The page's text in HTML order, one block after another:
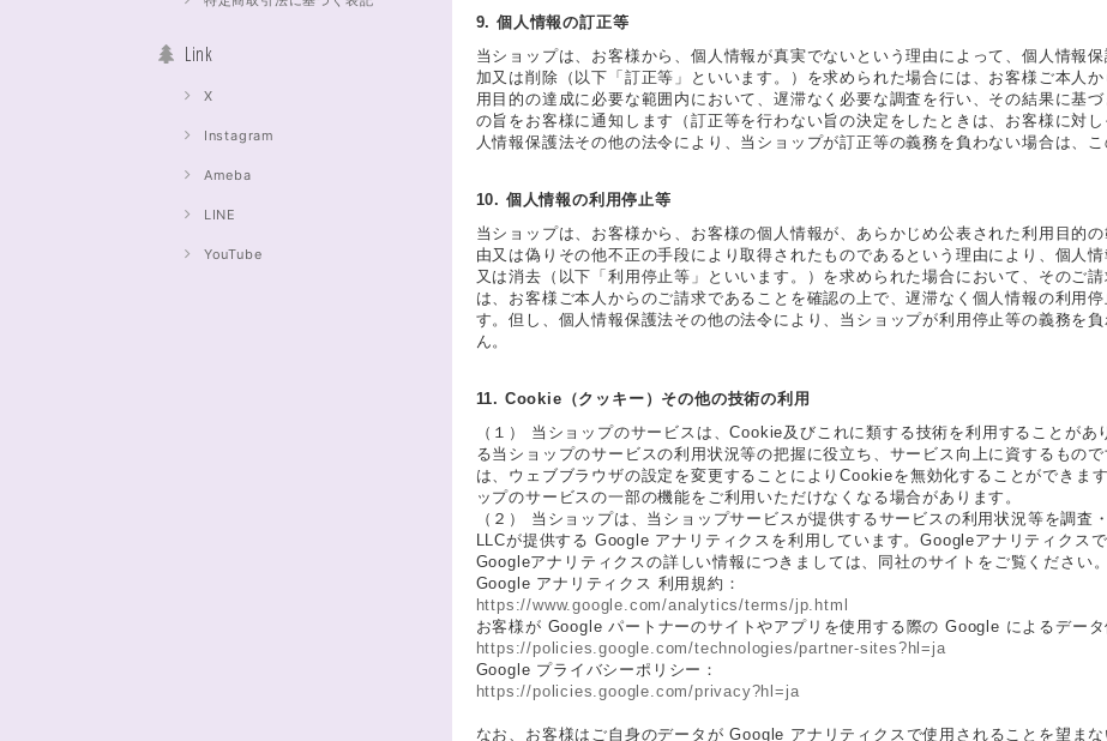
Link
X
Instagram
Ameba
LINE
YouTube
9. 個人情報の訂正等
当ショップは、お客様から、個人情報が真実でないという理由によって、個人情報
加又は削除（以下「訂正等」といいます。）を求められた場合には、お客様ご本人
用目的の達成に必要な範囲内において、遅滞なく必要な調査を行い、その結果に基
の旨をお客様に通知します（訂正等を行わない旨の決定をしたときは、お客様に対
人情報保護法その他の法令により、当ショップが訂正等の義務を負わない場合は、こ
10. 個人情報の利用停止等
当ショップは、お客様から、お客様の個人情報が、あらかじめ公表された利用目的
由又は偽りその他不正の手段により取得されたものであるという理由により、個人
又は消去（以下「利用停止等」といいます。）を求められた場合において、そのご
は、お客様ご本人からのご請求であることを確認の上で、遅滞なく個人情報の利用
す。但し、個人情報保護法その他の法令により、当ショップが利用停止等の義務を
ん。
11. Cookie（クッキー）その他の技術の利用
（１） 当ショップのサービスは、Cookie及びこれに類する技術を利用することが
る当ショップのサービスの利用状況等の把握に役立ち、サービス向上に資するもの
は、ウェブブラウザの設定を変更することによりCookieを無効化することができま
ップのサービスの一部の機能をご利用いただけなくなる場合があります。
（２） 当ショップは、当ショップサービスが提供するサービスの利用状況等を調
LLCが提供する Google アナリティクスを利用しています。Googleアナリティクス
Googleアナリティクスの詳しい情報につきましては、同社のサイトをご覧ください。
Google アナリティクス 利用規約：
https://www.google.com/analytics/terms/jp.html
お客様が Google パートナーのサイトやアプリを使用する際の Google によるデータ
https://policies.google.com/technologies/partner-sites?hl=ja
Google プライバシーポリシー：
https://policies.google.com/privacy?hl=ja
なお、お客様はご自身のデータが Google アナリティクスで使用されることを望ま